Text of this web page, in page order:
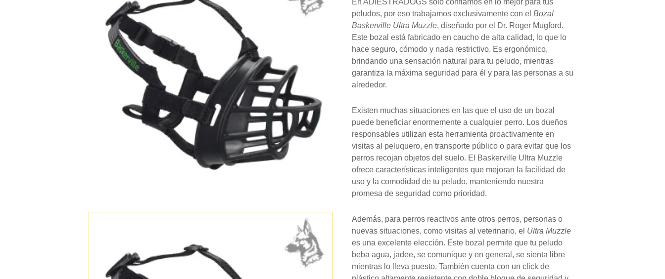
13.90 €
hasta
27.90 €
En ADIESTRADOGS solo confiamos en lo mejor para tus
peludos, por eso trabajamos exclusivamente con elBozal
Baskerville Ultra Muzzle, diseñado por el Dr. Roger Mugford.
Este bozal está fabricado en caucho de alta calidad, lo que lo
hace seguro, cómodo y nada restrictivo. Es ergonómico,
brindando una sensación natural para tu peludo, mientras
garantiza la máxima seguridad para él y para las personas a su
alrededor.
Existen muchas situaciones en las que el uso de un bozal
puede beneficiar enormemente a cualquier perro. Los dueños
responsables utilizan esta herramienta proactivamente en
visitas al peluquero, en transporte público o para evitar que los
perros recojan objetos del suelo. El Baskerville Ultra Muzzle
ofrece características inteligentes que mejoran la facilidad de
uso y la comodidad de tu peludo, manteniendo nuestra
promesa de seguridad como prioridad.
Además, para perros reactivos ante otros perros, personas o
nuevas situaciones, como visitas al veterinario, el Ultra Muzzle
es una excelente elección. Este bozal permite que tu peludo
beba agua, jadee, se comunique y en general, se sienta libre
mientras lo lleva puesto. También cuenta con un click de